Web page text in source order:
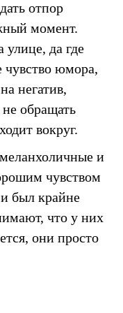
отпор
момент.
улице, да где
чувство юмора,
негатив,
не обращать
вокруг.
и
чувством
был крайне
что у них
они просто